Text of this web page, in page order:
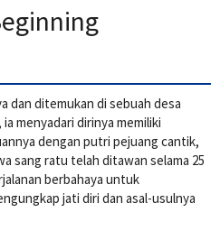
dan ditemukan di sebuah desa
menyadari dirinya memiliki
dengan putri pejuang cantik,
sang ratu telah ditawan selama 25
berbahaya untuk
jati diri dan asal-usulnya